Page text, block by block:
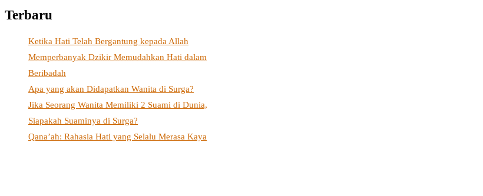
Terbaru
Ketika Hati Telah Bergantung kepada Allah
Memperbanyak Dzikir Memudahkan Hati dalam
Beribadah
Apa yang akan Didapatkan Wanita di Surga?
Jika Seorang Wanita Memiliki 2 Suami di Dunia,
Siapakah Suaminya di Surga?
Qana’ah: Rahasia Hati yang Selalu Merasa Kaya